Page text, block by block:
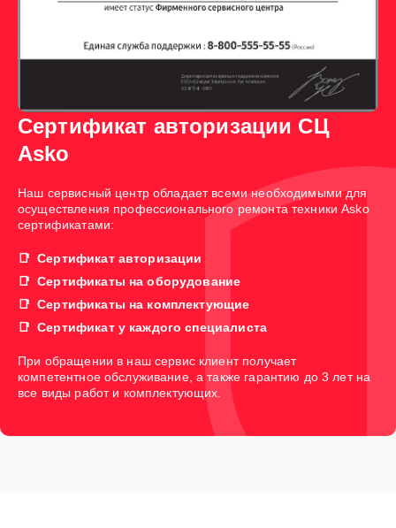
Сертификат авторизации СЦ
Asko
Наш сервисный центр обладает всеми необходимыми для
осуществления профессионального ремонта техники Asko
сертификатами:
Сертификат авторизации
Сертификаты на оборудование
Сертификаты на комплектующие
Сертификат у каждого специалиста
При обращении в наш сервис клиент получает
компетентное обслуживание, а также гарантию до 3 лет на
все виды работ и комплектующих.